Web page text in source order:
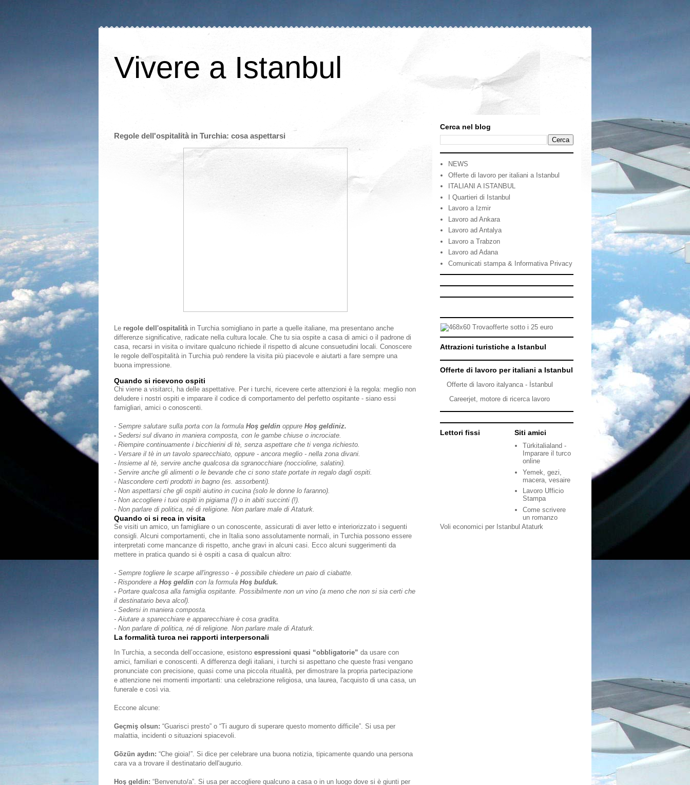
Vivere a Istanbul
Regole dell'ospitalità in Turchia: cosa aspettarsi
Le regole dell'ospitalità in Turchia somigliano in parte a quelle italiane, ma presentano anche
differenze significative, radicate nella cultura locale. Che tu sia ospite a casa di amici o il padrone di
casa, recarsi in visita o invitare qualcuno richiede il rispetto di alcune consuetudini locali. Conoscere
le regole dell'ospitalità in Turchia può rendere la visita più piacevole e aiutarti a fare sempre una
buona impressione.
Quando si ricevono ospiti
Chi viene a visitarci, ha delle aspettative. Per i turchi, ricevere certe attenzioni è la regola: meglio non
deludere i nostri ospiti e imparare il codice di comportamento del perfetto ospitante - siano essi
famigliari, amici o conoscenti.
- Sempre salutare sulla porta con la formula Hoş geldin oppure Hoş geldiniz.
- Sedersi sul divano in maniera composta, con le gambe chiuse o incrociate.
- Riempire continuamente i bicchierini di tè, senza aspettare che ti venga richiesto.
- Versare il tè in un tavolo sparecchiato, oppure - ancora meglio - nella zona divani.
- Insieme al tè, servire anche qualcosa da sgranocchiare (noccioline, salatini).
- Servire anche gli alimenti o le bevande che ci sono state portate in regalo dagli ospiti.
- Nascondere certi prodotti in bagno (es. assorbenti).
- Non aspettarsi che gli ospiti aiutino in cucina (solo le donne lo faranno).
- Non accogliere i tuoi ospiti in pigiama (!) o in abiti succinti (!).
- Non parlare di politica, né di religione. Non parlare male di Ataturk.
Quando ci si reca in visita
Se visiti un amico, un famigliare o un conoscente, assicurati di aver letto e interiorizzato i seguenti
consigli. Alcuni comportamenti, che in Italia sono assolutamente normali, in Turchia possono essere
interpretati come mancanze di rispetto, anche gravi in alcuni casi. Ecco alcuni suggerimenti da
mettere in pratica quando si è ospiti a casa di qualcun altro:
- Sempre togliere le scarpe all'ingresso - è possibile chiedere un paio di ciabatte.
- Rispondere a Hoş geldin con la formula Hoş bulduk.
- Portare qualcosa alla famiglia ospitante. Possibilmente non un vino (a meno che non si sia certi che
il destinatario beva alcol).
- Sedersi in maniera composta.
- Aiutare a sparecchiare e apparecchiare è cosa gradita.
- Non parlare di politica, né di religione. Non parlare male di Ataturk.
La formalità turca nei rapporti interpersonali
In Turchia, a seconda dell’occasione, esistono espressioni quasi “obbligatorie” da usare con
amici, familiari e conoscenti. A differenza degli italiani, i turchi si aspettano che queste frasi vengano
pronunciate con precisione, quasi come una piccola ritualità, per dimostrare la propria partecipazione
e attenzione nei momenti importanti: una celebrazione religiosa, una laurea, l'acquisto di una casa, un
funerale e così via.
Eccone alcune:
Geçmiş olsun: “Guarisci presto” o “Ti auguro di superare questo momento difficile”. Si usa per
malattia, incidenti o situazioni spiacevoli.
Gözün aydın: “Che gioia!”. Si dice per celebrare una buona notizia, tipicamente quando una persona
cara va a trovare il destinatario dell'augurio.
Hoş geldin: “Benvenuto/a”. Si usa per accogliere qualcuno a casa o in un luogo dove si è giunti per
Cerca nel blog
NEWS
Offerte di lavoro per italiani a Istanbul
ITALIANI A ISTANBUL
I Quartieri di Istanbul
Lavoro a Izmir
Lavoro ad Ankara
Lavoro ad Antalya
Lavoro a Trabzon
Lavoro ad Adana
Comunicati stampa & Informativa Privacy
Attrazioni turistiche a Istanbul
Offerte di lavoro per italiani a Istanbul
Offerte di lavoro italyanca - İstanbul
Careerjet, motore di ricerca lavoro
Lettori fissi Siti amici
Türkitalialand -
Imparare il turco
online
Yemek, gezi,
macera, vesaire
Lavoro Ufficio
Stampa
Come scrivere
un romanzo
Voli economici per Istanbul Ataturk